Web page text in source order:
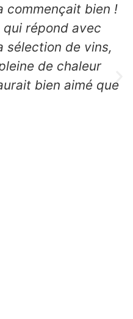
commençait bien !
répond avec
sélection de vins,
de chaleur
bien aimé que